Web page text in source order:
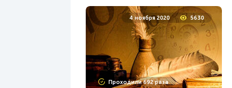
4 ноября 2020 5630
Проходили 692 раза